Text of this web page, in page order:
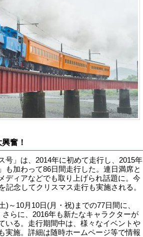
奮！
号」は、2014年に初めて走行し、2015年
も加わって86日間走行した。連日満席と
ディアなどでも取り上げられ話題に。今
記念してクリスマス走行も実施される。
)～10月10日(月・祝)までの77日間に、
らに、2016年も新たなキャラクターが
いる。走行期間中は、様々なイベントや
実施。詳細は随時ホームページ等で情報